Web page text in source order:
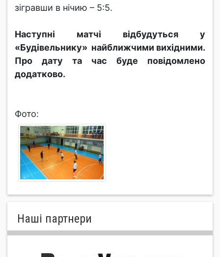
зігравши в нічию – 5:5.
Наступні матчі відбудуться у
«Будівельнику» найближчими вихідними.
Про дату та час буде повідомлено
додатково.
Фото:
Нашi партнери